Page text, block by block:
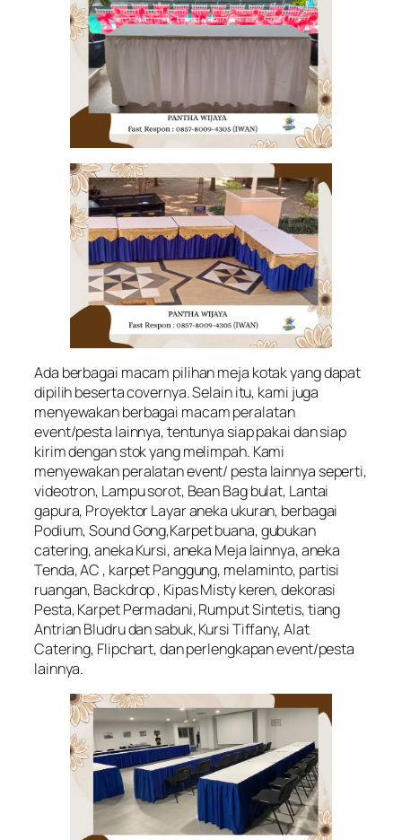
Ada berbagai macam pilihan meja kotak yang dapat
dipilih beserta covernya. Selain itu, kami juga
menyewakan berbagai macam peralatan
event/pesta lainnya, tentunya siap pakai dan siap
kirim dengan stok yang melimpah. Kami
menyewakan peralatan event/ pesta lainnya seperti,
videotron, Lampu sorot, Bean Bag bulat, Lantai
gapura, Proyektor Layar aneka ukuran, berbagai
Podium, Sound Gong,Karpet buana, gubukan
catering, aneka Kursi, aneka Meja lainnya, aneka
Tenda, AC , karpet Panggung, melaminto, partisi
ruangan, Backdrop , Kipas Misty keren, dekorasi
Pesta, Karpet Permadani, Rumput Sintetis, tiang
Antrian Bludru dan sabuk, Kursi Tiffany, Alat
Catering, Flipchart, dan perlengkapan event/pesta
lainnya.